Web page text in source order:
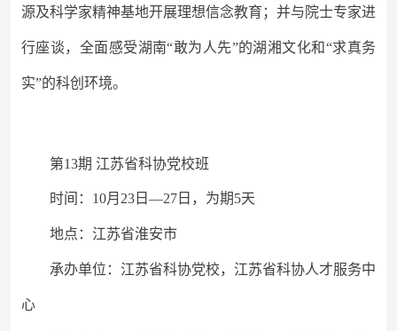
源及科学家精神基地开展理想信念教育；并与院士专家进
行座谈，全面感受湖南“敢为人先”的湖湘文化和“求真务
实”的科创环境。
第13期 江苏省科协党校班
时间： 10月23日—27日，为期5天
地点：江苏省淮安市
承办单位：江苏省科协党校， 江苏省科协人才服务中
心